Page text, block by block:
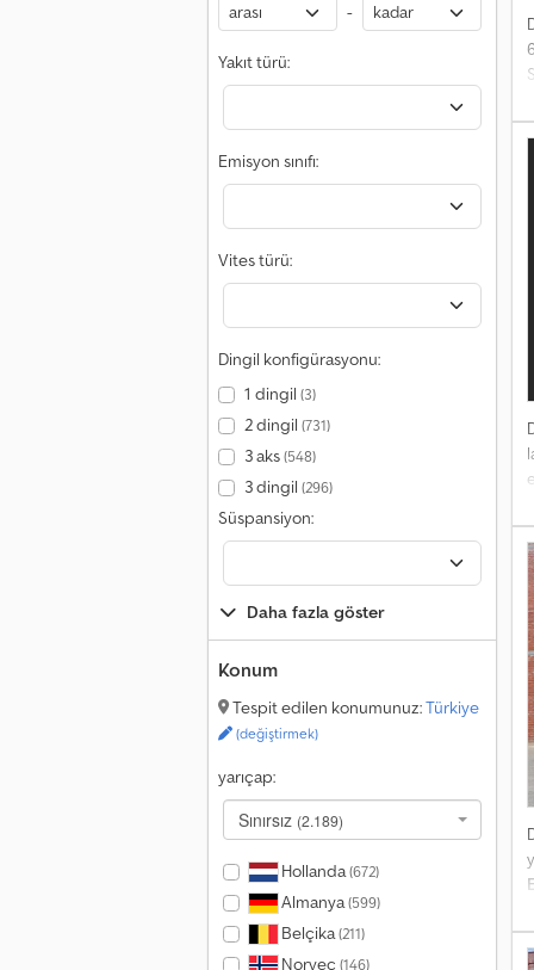
-
Yakıt türü:
Emisyon sınıfı:
Vites türü:
Dingil konfigürasyonu:
1 dingil (3)
2 dingil (731)
3 aks(548)
3 dingil (296)
Süspansiyon:
Daha fazla göster
Konum
Tespit edilen konumunuz:Türkiye
(değiştirmek)
yarıçap:
Sınırsız (2.189)
Hollanda(672)
Almanya(599)
Belçika(211)
Norveç (146)